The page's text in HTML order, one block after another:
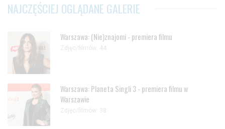
NAJCZĘŚCIEJ OGLĄDANE GALERIE
Warszawa: (Nie)znajomi - premiera filmu
Zdjęc/filmów: 44
Warszawa: Planeta Singli 3 - premiera filmu w
Warszawie
Zdjęc/filmów: 38